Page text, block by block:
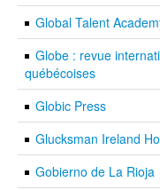
Global Talent
Globe : revue
québécoises
Globic Press
Glucksman Ireland
Gobierno de La Rioja